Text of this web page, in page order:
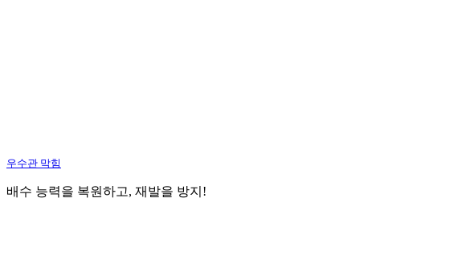
우수관 막힘
배수 능력을 복원하고, 재발을 방지!